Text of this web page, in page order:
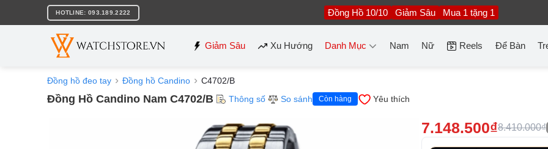
nội
HOTLINE: 093.189.2222 Đồng Hồ 10/10 Giảm Sâu Mua 1 tặng 1
Giảm Sâu Xu Hướng Danh Mục Nam Nữ Reels Để Bàn
Đồng hồ đeo tay Đồng hồ Candino C4702/B
Đồng Hồ Candino Nam C4702/B Thông số So sánh Còn hàng Yêu thích
7.148.500₫8.410.000₫